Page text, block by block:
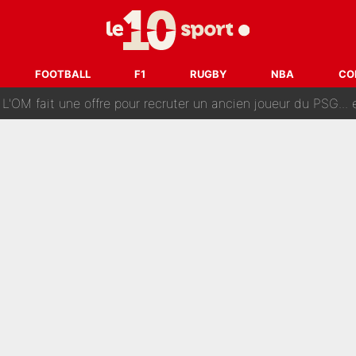
FOOTBALL F1 RUGBY NBA
annonce un premier problème pour Zinedine Zidane en
et va entrer dans une nouvelle dimension :
fait une offre pour recruter un ancien joueur du